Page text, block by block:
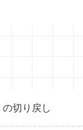
切り戻し